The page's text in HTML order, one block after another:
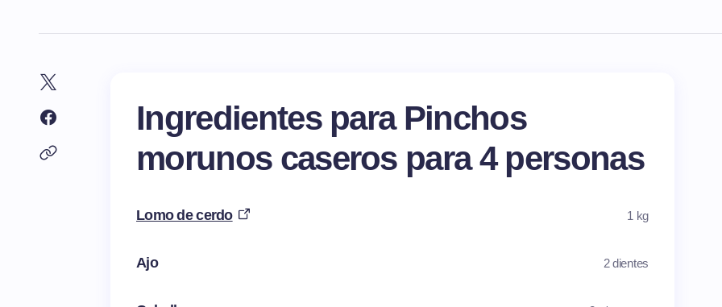
Ingredientes para Pinchos
morunos caseros para 4 personas
Lomo de cerdo 1 kg
Ajo 2 dientes